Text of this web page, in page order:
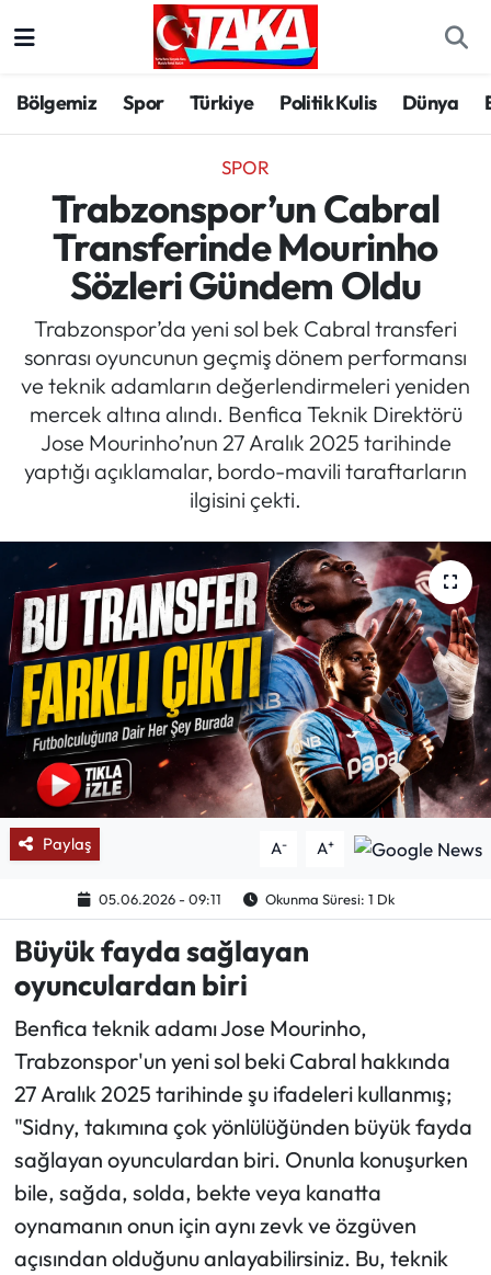
Bölgemiz Spor Türkiye Politik Kulis Dünya
SPOR
Trabzonspor’un Cabral
Transferinde Mourinho
Sözleri Gündem Oldu
Trabzonspor’da yeni sol bek Cabral transferi
sonrası oyuncunun geçmiş dönem performansı
ve teknik adamların değerlendirmeleri yeniden
mercek altına alındı. Benfica Teknik Direktörü
Jose Mourinho’nun 27 Aralık 2025 tarihinde
yaptığı açıklamalar, bordo-mavili taraftarların
ilgisini çekti.
Paylaş A- A+
05.06.2026 - 09:11 Okunma Süresi: 1 Dk
Büyük fayda sağlayan
oyunculardan biri
Benfica teknik adamı Jose Mourinho,
Trabzonspor'un yeni sol beki Cabral hakkında
27 Aralık 2025 tarihinde şu ifadeleri kullanmış;
"Sidny, takımına çok yönlülüğünden büyük fayda
sağlayan oyunculardan biri. Onunla konuşurken
bile, sağda, solda, bekte veya kanatta
oynamanın onun için aynı zevk ve özgüven
açısından olduğunu anlayabilirsiniz. Bu, teknik
Spor
Türkiye
Kültür/Sanat
Politika
Politik Kulis
Dünya
Magazin
Röportaj
Manşet
Köşe Yazıları
Karikatür Galeri
BIK
ASTROLOJİ
Spor Yazıları
Mektup Galeri
Ekonomi
Sağlık
Turizm
Teknoloji
Trabzon Hava Durumu
Trabzon Trafik Yoğunluk Haritası
Süper Lig Puan Durumu ve Fikstür
Tüm Manşetler
Son Dakika Haberleri
Haber Arşivi